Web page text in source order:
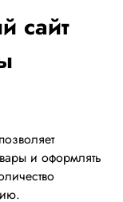
сайт
и оформлять